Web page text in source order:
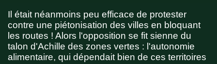
Il était néanmoins peu efficace de protester
contre une piétonisation des villes en bloquant
les routes ! Alors l'opposition se fit sienne du
talon d'Achille des zones vertes : l'autonomie
alimentaire, qui dépendait bien de ces territoires